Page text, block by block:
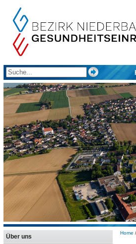
Über uns
Home /